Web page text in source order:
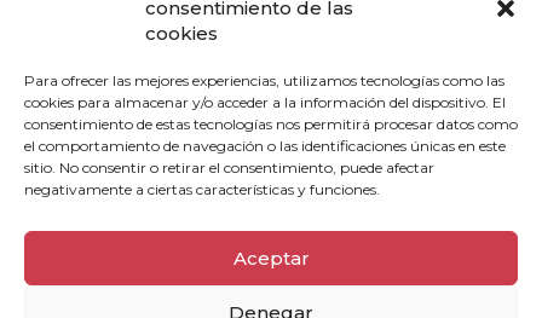
consentimiento de las
cookies
Para ofrecer las mejores experiencias, utilizamos tecnologías como las
cookies para almacenar y/o acceder a la información del dispositivo. El
consentimiento de estas tecnologías nos permitirá procesar datos como
el comportamiento de navegación o las identificaciones únicas en este
sitio. No consentir o retirar el consentimiento, puede afectar
negativamente a ciertas características y funciones.
Aceptar
Denegar
Telf: +34 983 32 22 65
info@demoviña.es